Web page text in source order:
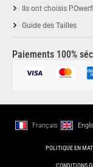
Ils ont choisis
Guide des Tailles
Paiements 100%
Français
POLITIQUE EN